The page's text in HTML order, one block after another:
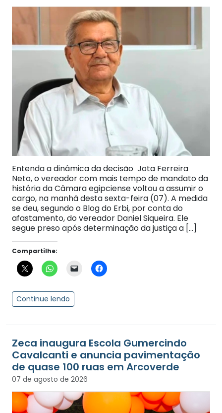
Entenda a dinâmica da decisão Jota Ferreira
Neto, o vereador com mais tempo de mandato da
história da Câmara egipciense voltou a assumir o
cargo, na manhã desta sexta-feira (07). A medida
se deu, segundo o Blog do Erbi, por conta do
afastamento, do vereador Daniel Siqueira. Ele
segue preso após determinação da justiça a […]
Compartilhe:
Continue lendo
Zeca inaugura Escola Gumercindo
Cavalcanti e anuncia pavimentação
de quase 100 ruas em Arcoverde
07 de agosto de 2026